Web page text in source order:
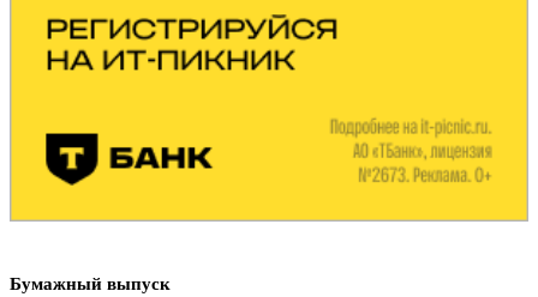
Бумажный выпуск